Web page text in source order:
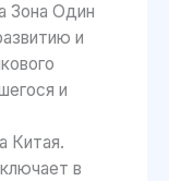
Зона Один
и
и
Китая.
в